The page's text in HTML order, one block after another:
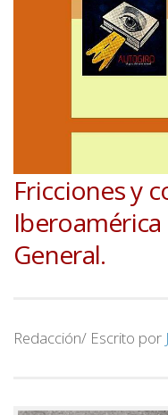
Fricciones y
General.
Redacción/ Escrito por